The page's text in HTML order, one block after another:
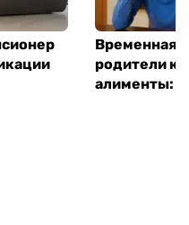
Временная
родители
алименты: